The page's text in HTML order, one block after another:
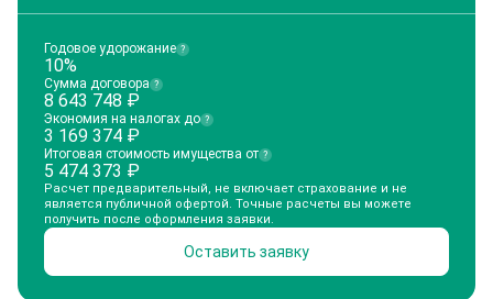
Годовое удорожание ?
10%
Сумма договора ?
8 643 748 ₽
Экономия на налогах до ?
3 169 374 ₽
Итоговая стоимость имущества от ?
5 474 373 ₽
Расчет предварительный, не включает страхование и не
является публичной офертой. Точные расчеты вы можете
получить после оформления заявки.
Оставить заявку